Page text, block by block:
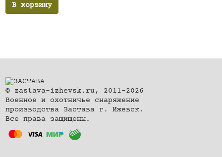
В корзину
© zastava-izhevsk.ru, 2011–2026
Военное и охотничье снаряжение
производства Застава г. Ижевск.
Все права защищены.